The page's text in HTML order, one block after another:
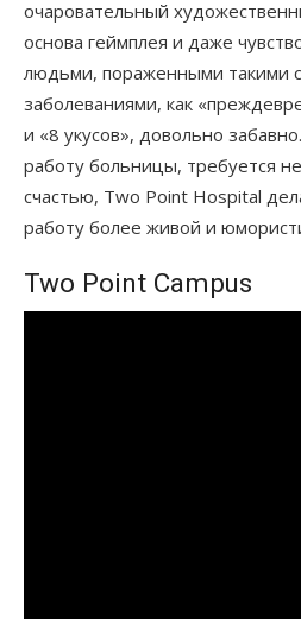
очаровательный
основа геймплея и даже
людьми, пораженными такими
заболеваниями, как
и «8 укусов», довольно
работу больницы, требуется
счастью, Two Point Hospital
работу более живой и
Two Point Campus